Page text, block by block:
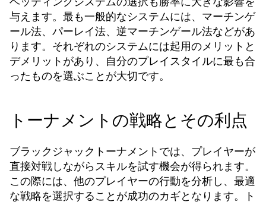
与えます。最も一般的なシステムには、マーチンゲ
ール法、パーレイ法、逆マーチンゲール法などがあ
ります。それぞれのシステムには起用のメリットと
デメリットがあり、自分のプレイスタイルに最も合
ったものを選ぶことが大切です。
トーナメントの戦略とその利点
ブラックジャックトーナメントでは、プレイヤーが
直接対戦しながらスキルを試す機会が得られます。
この際には、他のプレイヤーの行動を分析し、最適
な戦略を選択することが成功のカギとなります。ト